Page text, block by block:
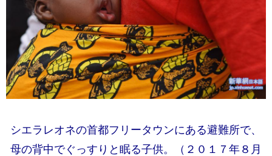
シエラレオネの首都フリータウンにある避難所で、
母の背中でぐっすりと眠る子供。（２０１７年８月